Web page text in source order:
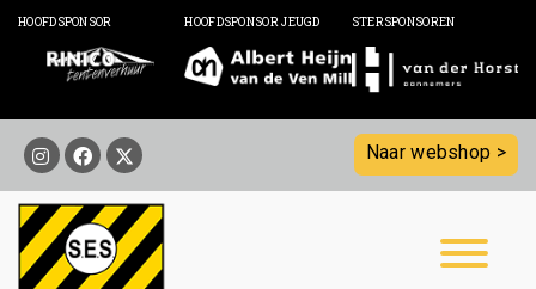
HOOFDSPONSOR HOOFDSPONSOR JEUGD STERSPONSOREN
Naar webshop >